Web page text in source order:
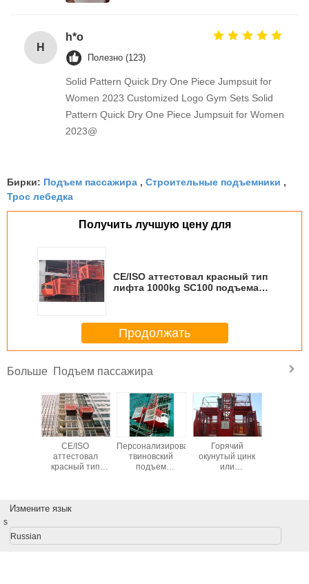
H
h*o
Полезно (123)
Solid Pattern Quick Dry One Piece Jumpsuit for
Women 2023 Customized Logo Gym Sets Solid
Pattern Quick Dry One Piece Jumpsuit for Women
2023@
Бирки: Подъем пассажира , Строительные подъемники ,
Трос лебедка
Получить лучшую цену для
CE/ISO аттестовал красный тип
лифта 1000kg SC100 подъема
Продолжать
Больше Подъем пассажира
CE/ISO
аттестовал
красный тип
пассажира
Персонализированный
твиновский
подъем
Горячий
окунутый цинк
или
высотой 150m
Измените язык
s
Russian